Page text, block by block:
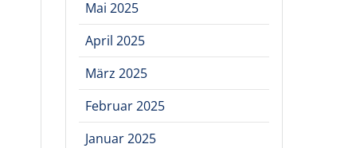
Mai 2025
April 2025
März 2025
Februar 2025
Januar 2025